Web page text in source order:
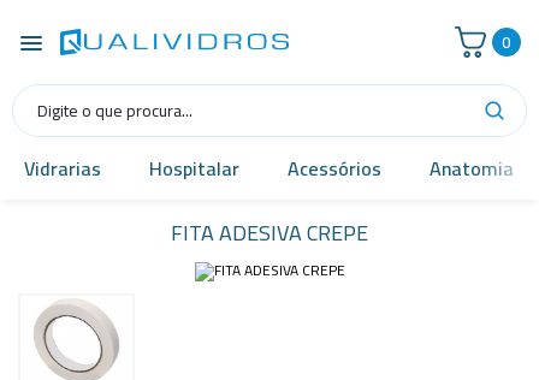
0
Vidrarias Hospitalar Acessórios Anatomia
FITA ADESIVA CREPE